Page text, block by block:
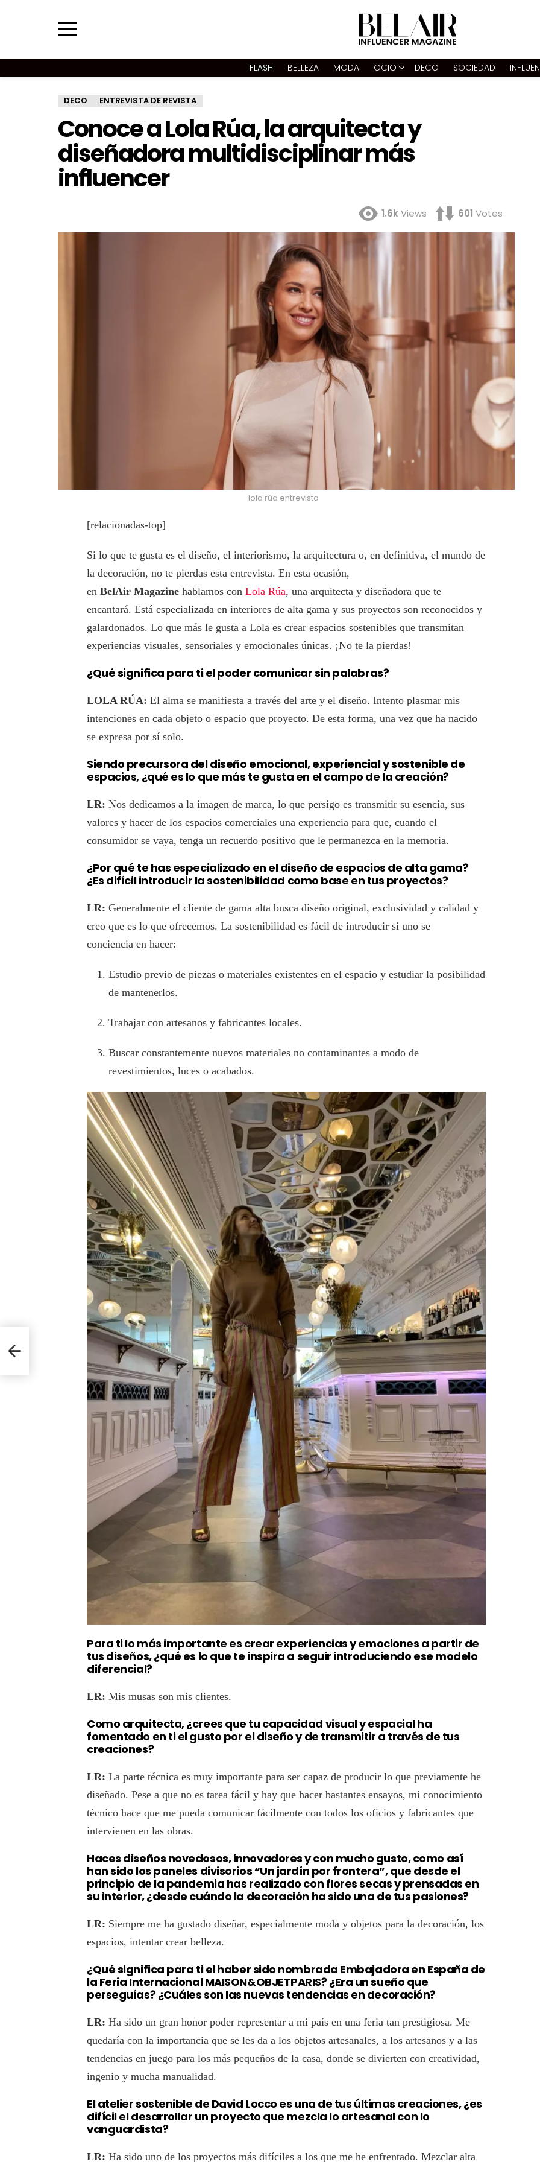
FLASH BELLEZA MODA OCIO DECO SOCIEDAD
DECO ENTREVISTA DE REVISTA
Conoce a Lola Rúa, la arquitecta y
diseñadora multidisciplinar más
influencer
1.6kViews 601 Votes
lola rúa entrevista
[relacionadas-top]
Si lo que te gusta es el diseño, el interiorismo, la arquitectura o, en definitiva, el mundo de
la decoración, no te pierdas esta entrevista. En esta ocasión,
en BelAir Magazine hablamos con Lola Rúa, una arquitecta y diseñadora que te
encantará. Está especializada en interiores de alta gama y sus proyectos son reconocidos y
galardonados. Lo que más le gusta a Lola es crear espacios sostenibles que transmitan
experiencias visuales, sensoriales y emocionales únicas. ¡No te la pierdas!
¿Qué significa para ti el poder comunicar sin palabras?
LOLA RÚA: El alma se manifiesta a través del arte y el diseño. Intento plasmar mis
intenciones en cada objeto o espacio que proyecto. De esta forma, una vez que ha nacido
se expresa por sí solo.
Siendo precursora del diseño emocional, experiencial y sostenible de
espacios, ¿qué es lo que más te gusta en el campo de la creación?
LR: Nos dedicamos a la imagen de marca, lo que persigo es transmitir su esencia, sus
valores y hacer de los espacios comerciales una experiencia para que, cuando el
consumidor se vaya, tenga un recuerdo positivo que le permanezca en la memoria.
¿Por qué te has especializado en el diseño de espacios de alta gama?
¿Es difícil introducir la sostenibilidad como base en tus proyectos?
LR: Generalmente el cliente de gama alta busca diseño original, exclusividad y calidad y
creo que es lo que ofrecemos. La sostenibilidad es fácil de introducir si uno se
conciencia en hacer:
Estudio previo de piezas o materiales existentes en el espacio y estudiar la posibilidad
de mantenerlos.
Trabajar con artesanos y fabricantes locales.
Buscar constantemente nuevos materiales no contaminantes a modo de
revestimientos, luces o acabados.
Para ti lo más importante es crear experiencias y emociones a partir de
tus diseños, ¿qué es lo que te inspira a seguir introduciendo ese modelo
diferencial?
LR: Mis musas son mis clientes.
Como arquitecta, ¿crees que tu capacidad visual y espacial ha
fomentado en ti el gusto por el diseño y de transmitir a través de tus
creaciones?
LR: La parte técnica es muy importante para ser capaz de producir lo que previamente he
diseñado. Pese a que no es tarea fácil y hay que hacer bastantes ensayos, mi conocimiento
técnico hace que me pueda comunicar fácilmente con todos los oficios y fabricantes que
intervienen en las obras.
Haces diseños novedosos, innovadores y con mucho gusto, como así
han sido los paneles divisorios “Un jardín por frontera”, que desde el
principio de la pandemia has realizado con flores secas y prensadas en
su interior, ¿desde cuándo la decoración ha sido una de tus pasiones?
LR: Siempre me ha gustado diseñar, especialmente moda y objetos para la decoración, los
espacios, intentar crear belleza.
¿Qué significa para ti el haber sido nombrada Embajadora en España de
la Feria Internacional MAISON&OBJETPARIS? ¿Era un sueño que
perseguías? ¿Cuáles son las nuevas tendencias en decoración?
LR: Ha sido un gran honor poder representar a mi país en una feria tan prestigiosa. Me
quedaría con la importancia que se les da a los objetos artesanales, a los artesanos y a las
tendencias en juego para los más pequeños de la casa, donde se divierten con creatividad,
ingenio y mucha manualidad.
El atelier sostenible de David Locco es una de tus últimas creaciones, ¿es
difícil el desarrollar un proyecto que mezcla lo artesanal con lo
vanguardista?
LR: Ha sido uno de los proyectos más difíciles a los que me he enfrentado. Mezclar alta